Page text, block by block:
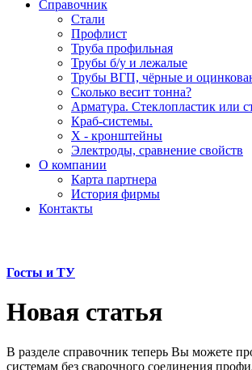
Справочник
Стали
Профлист
Труба профильная
Трубы б/у и лежалые
Трубы ВГП, чёрные и
Сколько весит тонна?
Арматура. Стеклопластик или
Краб-системы.
Х - кронштейны
Электроды, сравнение свойств
О компании
Карта партнера
История фирмы
Контакты
Госты и ТУ
Новая статья
В разделе справочник теперь Вы можете
системам без сварочного соединения